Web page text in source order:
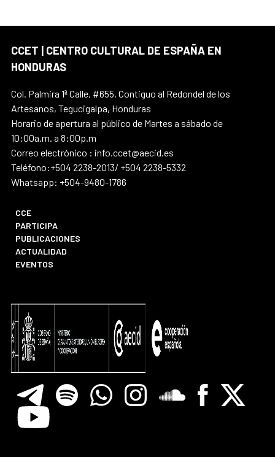
CCET | CENTRO CULTURAL DE ESPAÑA EN
HONDURAS
Col. Palmira 1ª Calle, #655, Contiguo al Redondel de los
Artesanos, Tegucigalpa, Honduras
Horario de apertura al público de Martes a sábado de
10:00a.m. a 8:00p.m
Correo electrónico : info.ccet@aecid.es
Teléfono:+504 2238-2013/ +504 2238-5332
Whatsapp: +504-9480-1786
CCE
PARTICIPA
PUBLICACIONES
ACTUALIDAD
EVENTOS
TelegramSpotify WhatsappInstagramSoundcloreFacebook
X
Youtube